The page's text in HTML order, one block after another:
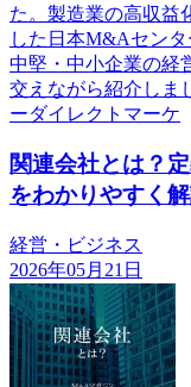
た。製造業の高収益
した日本M&Aセンタ
中堅・中小企業の経
交えながら紹介しま
ーダイレクトマーケ
関連会社とは？
をわかりやすく
経営・ビジネス
2026年05月21日